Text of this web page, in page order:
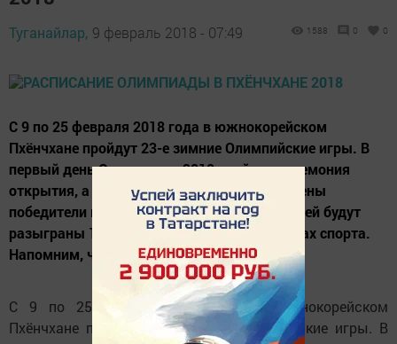
Туганайлар, 9 февраль 2018 - 07:49 1588 0 0
С 9 по 25 февраля 2018 года в южнокорейском
Пхёнчхане пройдут 23-е зимние Олимпийские игры. В
первый день Олимпиады 2018 пройдет церемония
открытия, а уже 10 февраля будут определены
победители в 5 дисциплинах. Всего за 17 дней будут
разыграны 102 комплекта медалей в 7 видах спорта.
Напомним, четыре года назад...
С 9 по 25 февраля 2018 года в южнокорейском
Пхёнчхане пройдут 23-е зимние Олимпийские игры. В